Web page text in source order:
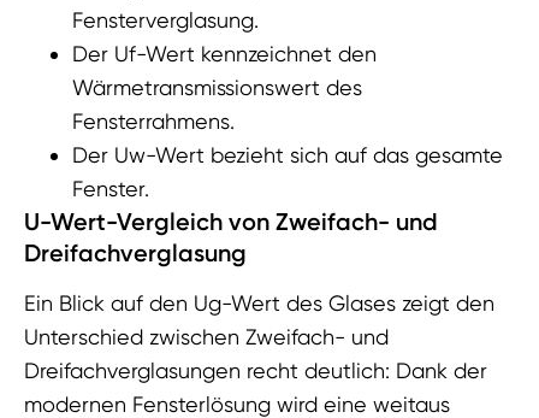
Fensterverglasung.
Der Uf-Wert kennzeichnet den
Wärmetransmissionswert des
Fensterrahmens.
Der Uw-Wert bezieht sich auf das gesamte
Fenster.
U-Wert-Vergleich von Zweifach- und
Dreifachverglasung
Ein Blick auf den Ug-Wert des Glases zeigt den
Unterschied zwischen Zweifach- und
Dreifachverglasungen recht deutlich: Dank der
modernen Fensterlösung wird eine weitaus